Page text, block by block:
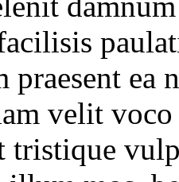
praesent ea
velit